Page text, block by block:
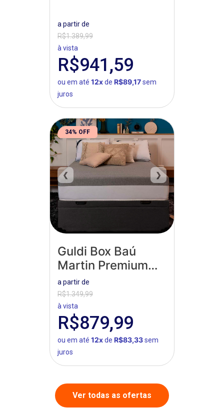
a partir de
R$1.389,99
à vista
R$941,59
ou em até 12xde R$89,17sem
juros
34% OFF
❮ ❯
Guldi Box Baú
Martin Premium
Suede
a partir de
R$1.349,99
à vista
R$879,99
ou em até 12xde R$83,33sem
juros
Ver todas as ofertas